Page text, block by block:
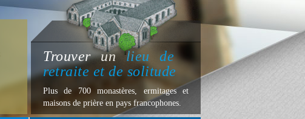
Trouver un lieu
de
retraite et de solitude
Plus de 700 monastères, ermitages et
maisons de prière en pays francophones.